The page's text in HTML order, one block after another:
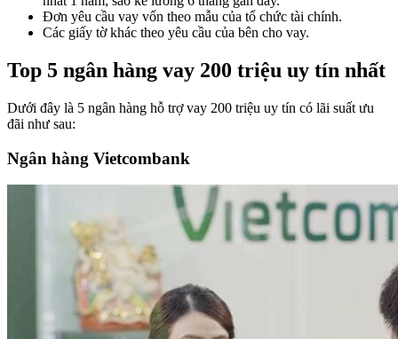
Đơn yêu cầu vay vốn theo mẫu của tổ chức tài chính.
Các giấy tờ khác theo yêu cầu của bên cho vay.
Top 5 ngân hàng vay 200 triệu uy tín nhất
Dưới đây là 5 ngân hàng hỗ trợ vay 200 triệu uy tín có lãi suất ưu
đãi như sau:
Ngân hàng Vietcombank